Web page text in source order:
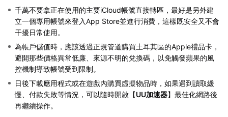
千萬不要拿正在使用的主要iCloud帳號直接轉區，最好是另外建
立一個專用帳號來登入App Store並進行消費，這樣既安全又不會
干擾日常使用。
為帳戶儲值時，應該透過正規管道購買土耳其區的Apple禮品卡，
避開那些價格異常低廉、來源不明的兌換碼，以免觸發蘋果的風
控機制導致帳號受到限制。
日後下載應用程式或在遊戲內購買虛擬物品時，如果遇到讀取緩
慢、付款失敗等情況，可以隨時開啟【UU加速器】最佳化網路後
再繼續操作。